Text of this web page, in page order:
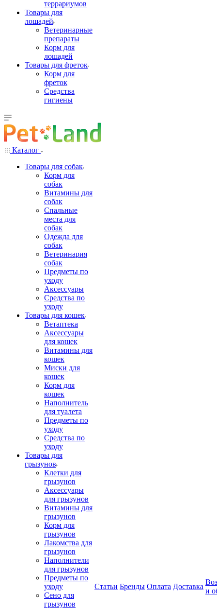
террариумов
Товары для
лошадей
Ветеринарные
препараты
Корм для
лошадей
Товары для фреток
Корм для
фреток
Средства
гигиены
Каталог
Товары для собак
Корм для
собак
Витамины для
собак
Спальные
места для
собак
Одежда для
собак
Ветеринария
собак
Предметы по
уходу
Аксессуары
Средства по
уходу
Товары для кошек
Ветаптека
Аксессуары
для кошек
Витамины для
кошек
Миски для
кошек
Корм для
кошек
Наполнитель
для туалета
Предметы по
уходу
Средства по
уходу
Товары для
грызунов
Клетки для
грызунов
Аксессуары
для грызунов
Витамины для
грызунов
Корм для
грызунов
Лакомства для
грызунов
Наполнители
для грызунов
Предметы по
уходу
Сено для
грызунов
Статьи Бренды Оплата Доставка
и